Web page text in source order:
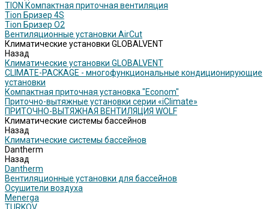
TION Компактная приточная вентиляция
Tion Бризер 4S
Tion Бризер O2
Вентиляционные установки AirCut
Климатические установки GLOBALVENT
Назад
Климатические установки GLOBALVENT
CLIMATE-PACKAGE - многофункциональные кондиционирующие
установки
Компактная приточная установка "Econom"
Приточно-вытяжные установки серии «iClimate»
ПРИТОЧНО-ВЫТЯЖНАЯ ВЕНТИЛЯЦИЯ WOLF
Климатические системы бассейнов
Назад
Климатические системы бассейнов
Dantherm
Назад
Dantherm
Вентиляционные установки для бассейнов
Осушители воздуха
Menerga